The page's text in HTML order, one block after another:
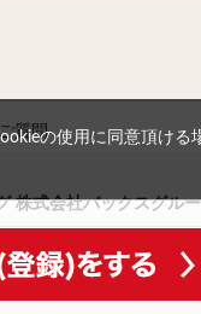
質問
株式会社バックスグル
(c) Copyright
の使用に同意頂ける